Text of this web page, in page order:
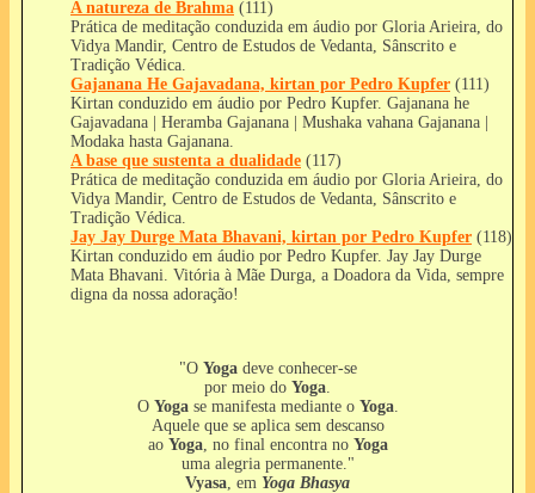
A natureza de Brahma (111)
Prática de meditação conduzida em áudio por Gloria Arieira, do
Vidya Mandir, Centro de Estudos de Vedanta, Sânscrito e
Tradição Védica.
Gajanana He Gajavadana, kirtan por Pedro Kupfer (111)
Kirtan conduzido em áudio por Pedro Kupfer. Gajanana he
Gajavadana | Heramba Gajanana | Mushaka vahana Gajanana |
Modaka hasta Gajanana.
A base que sustenta a dualidade (117)
Prática de meditação conduzida em áudio por Gloria Arieira, do
Vidya Mandir, Centro de Estudos de Vedanta, Sânscrito e
Tradição Védica.
Jay Jay Durge Mata Bhavani, kirtan por Pedro Kupfer (118)
Kirtan conduzido em áudio por Pedro Kupfer. Jay Jay Durge
Mata Bhavani. Vitória à Mãe Durga, a Doadora da Vida, sempre
digna da nossa adoração!
"O Yogadeve conhecer-se
por meio do Yoga
O Yogase manifesta mediante o Yoga.
Aquele que se aplica sem descanso
ao Yoga, no final encontra no Yoga
uma alegria permanente."
Vyasa , em Yoga Bhasya